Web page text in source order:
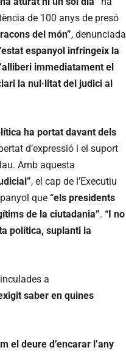
de 100 anys de presó
del món”, denunciada
espanyol infringeix la
immediatament el
la nul·litat del judici al
ha portat davant dels
d’expressió i el suport
Amb aquesta
, el cap de l’Executiu
que “els presidents
de la ciutadania”. “I no
política, suplanti la
a
saber en quines
el deure d’encarar l’any